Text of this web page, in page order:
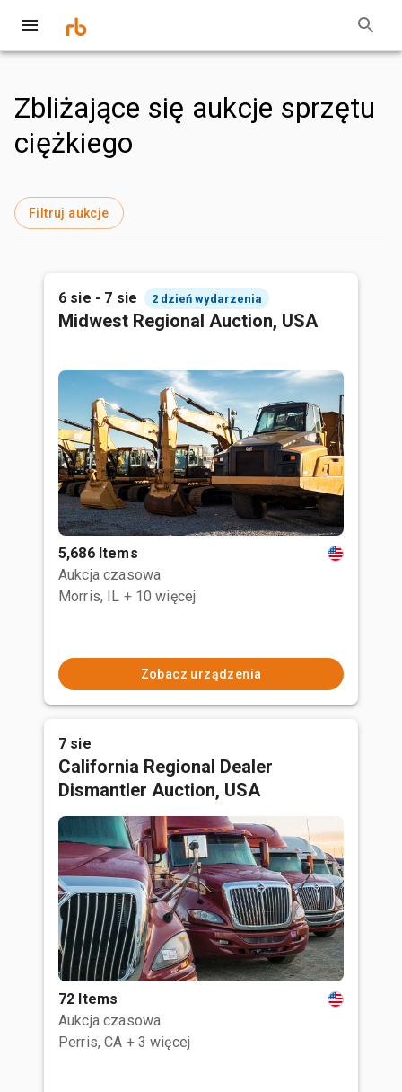
Zbliżające się aukcje sprzętu
ciężkiego
Filtruj aukcje
6 sie - 7 sie 2 dzień wydarzenia
Midwest Regional Auction, USA
5,686 Items
Aukcja czasowa
Morris, IL + 10 więcej
Zobacz urządzenia
7 sie
California Regional Dealer
Dismantler Auction, USA
72 Items
Aukcja czasowa
Perris, CA + 3 więcej